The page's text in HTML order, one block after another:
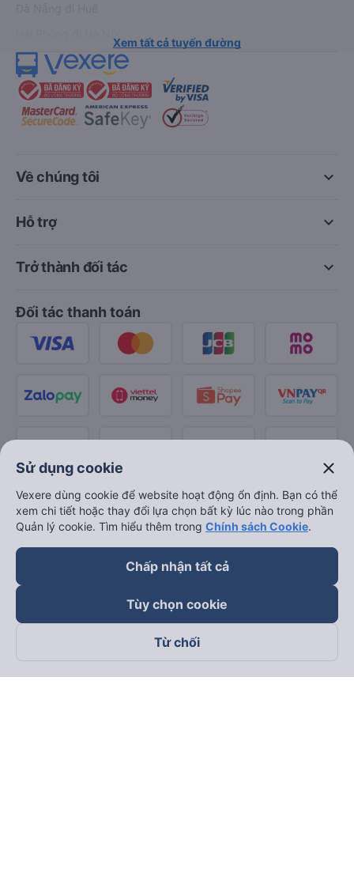
Xem tất cả tuyến đường
keyboard_arrow_down
Về chúng tôi
keyboard_arrow_down
Hỗ trợ
keyboard_arrow_down
Trở thành đối tác
Đối tác thanh toán
Theo dõi chúng tôi trên
Sử dụng cookie close
Vexere dùng cookie để website hoạt động ổn định. Bạn có thể
xem chi tiết hoặc thay đổi lựa chọn bất kỳ lúc nào trong phần
Quản lý cookie. Tìm hiểu thêm trong Chính sách Cookie.
Chấp nhận tất cả
Tùy chọn cookie
Từ chối